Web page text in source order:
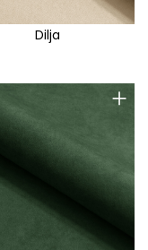
Dilja
+